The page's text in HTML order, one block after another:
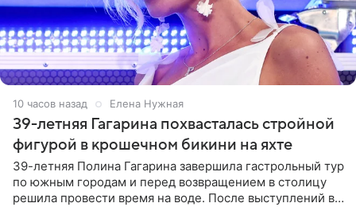
10 часов назад Елена Нужная
39-летняя Гагарина похвасталась стройной
фигурой в крошечном бикини на яхте
39-летняя Полина Гагарина завершила гастрольный тур
по южным городам и перед возвращением в столицу
решила провести время на воде. После выступлений в